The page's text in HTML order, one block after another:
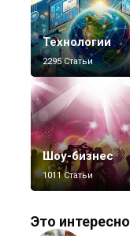
Технологии
2295 Статьи
Шоу-бизнес
1011 Статьи
Это интересно